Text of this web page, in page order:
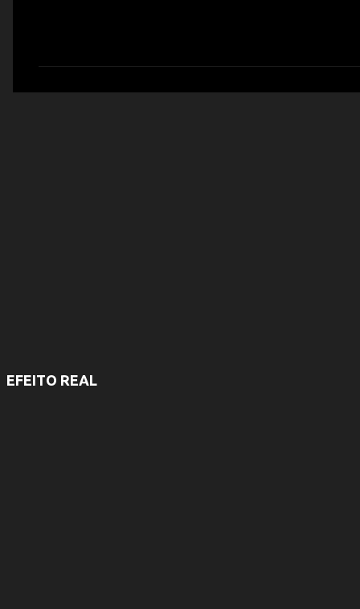
EFEITO REAL